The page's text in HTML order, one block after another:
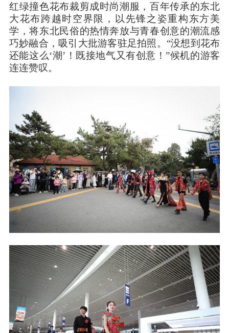
红绿撞色花布裁剪成时尚潮服，百年传承的东北
大花布跨越时空界限，以先锋之姿重构东方美
学，将东北民俗的热情奔放与青春创意的潮流感
巧妙融合，吸引大批游客驻足拍照。“没想到花布
还能这么‘潮’！既接地气又有创意！”候机的游客
连连赞叹。